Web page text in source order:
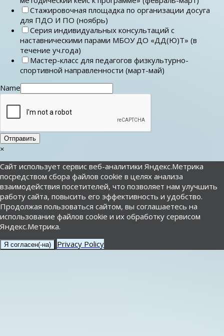
Стажировочная площадка по организации досуга
для ПДО И ПО (ноябрь)
Серия индивидуальных консультаций с
наставническими парами МБОУ ДО «ДД(Ю)Т» (в
течение уч.года)
Мастер-класс для педагогов физкультурно-
спортивной направленности (март-май)
Name
Отправить
×
Сайт использует сервис веб-аналитики Яндекс.Метрика
посредством сбора файлов cookie в целях анализа
взаимодействия посетителей, что позволяет нам улучшить
работу сайта, повысить его эффективность и удобство.
Продолжая пользоваться сайтом, вы соглашаетесь на
использование файлов cookie и их обработку сервисом
Яндекс.Метрика.
Я согласен(-на) Privacy Policy